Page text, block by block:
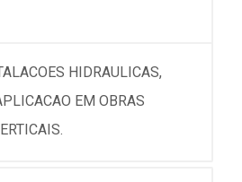
HIDRAULICAS,
EM OBRAS